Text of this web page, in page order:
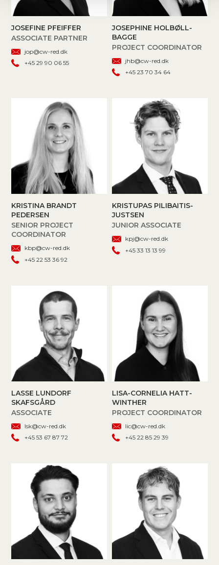
JOSEFINE PFEIFFER
ASSOCIATE PARTNER
jop@cw-red.dk
+45 29 90 06 55
JOSEPHINE HOLBØLL-
BAGGE
PROJECT COORDINATOR
jhb@cw-red.dk
+45 23 70 34 64
KRISTINA BRANDT
PEDERSEN
SENIOR PROJECT
COORDINATOR
kbp@cw-red.dk
+45 22 53 36 92
KRISTUPAS PILIBAITIS-
JUSTSEN
JUNIOR ASSOCIATE
kpj@cw-red.dk
+45 33 13 13 99
LASSE LUNDORF
SKAFSGÅRD
ASSOCIATE
lsk@cw-red.dk
+45 53 67 87 72
LISA-CORNELIA HATT-
WINTHER
PROJECT COORDINATOR
lic@cw-red.dk
+45 22 85 29 39